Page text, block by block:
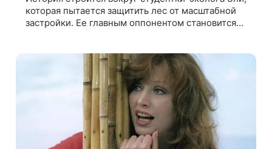
которая пытается защитить лес от масштабной
застройки. Ее главным оппонентом становится